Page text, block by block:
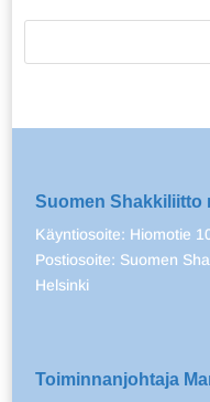
Suomen Shakkiliitto
Käyntiosoite: Hiomotie
Postiosoite: Suomen
Helsinki
Toiminnanjohtaja